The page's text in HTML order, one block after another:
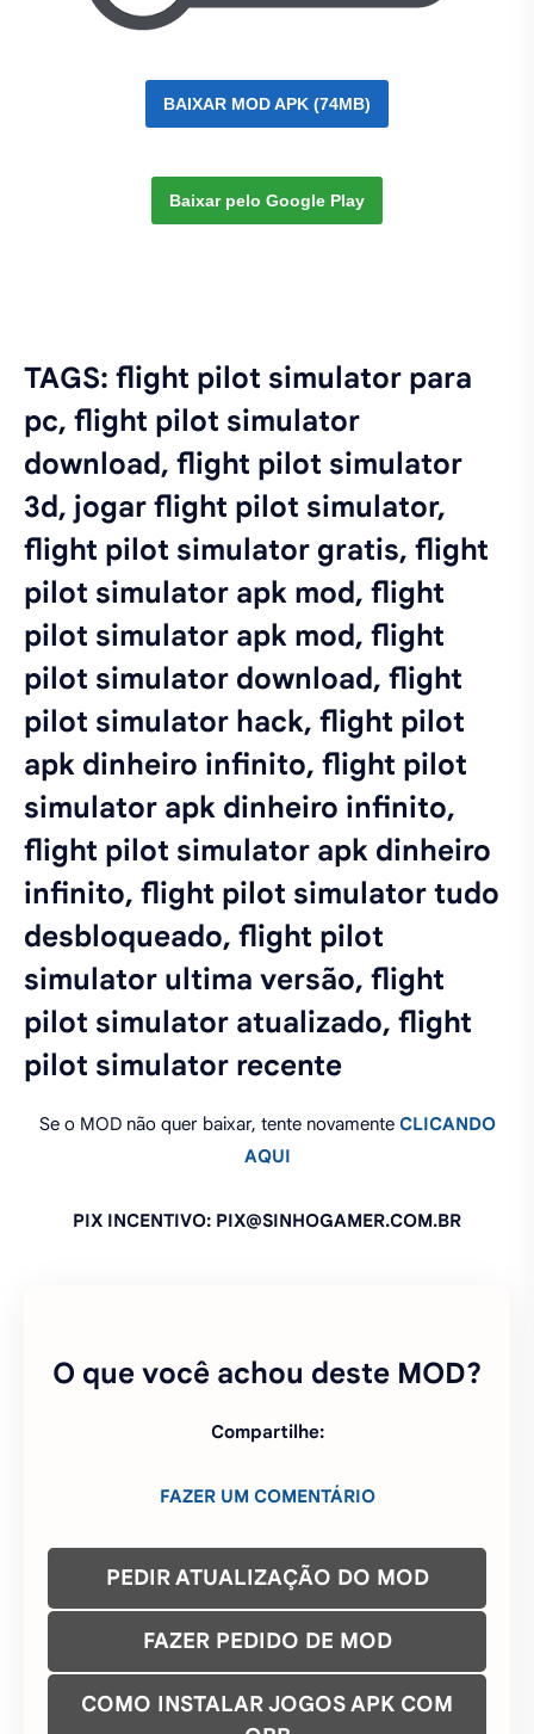
BAIXAR MOD APK (74MB)
Baixar pelo Google Play
TAGS: flight pilot simulator para
pc, flight pilot simulator
download, flight pilot simulator
3d, jogar flight pilot simulator,
flight pilot simulator gratis, flight
pilot simulator apk mod, flight
pilot simulator apk mod, flight
pilot simulator download, flight
pilot simulator hack, flight pilot
apk dinheiro infinito, flight pilot
simulator apk dinheiro infinito,
flight pilot simulator apk dinheiro
infinito, flight pilot simulator tudo
desbloqueado, flight pilot
simulator ultima versão, flight
pilot simulator atualizado, flight
pilot simulator recente
Se o MOD não quer baixar, tente novamente CLICANDO
AQUI
PIX INCENTIVO: PIX@SINHOGAMER.COM.BR
O que você achou deste MOD?
Compartilhe:
FAZER UM COMENTÁRIO
PEDIR ATUALIZAÇÃO DO MOD
FAZER PEDIDO DE MOD
COMO INSTALAR JOGOS APK COM